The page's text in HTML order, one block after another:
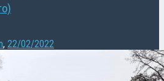
, 22/02/2022